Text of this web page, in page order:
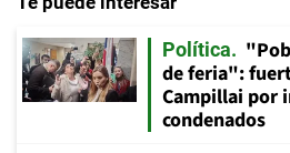
Política
de feria":
Campillai por
condenados